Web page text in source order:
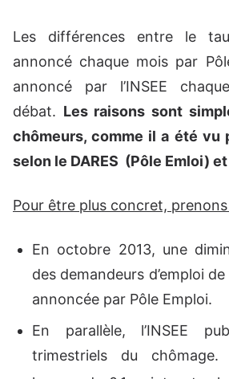
Les différences entre le
annoncé chaque mois par
annoncé par l’INSEE
débat. Les raisons sont
chômeurs, comme il a été vu
selon le DARES (Pôle Emloi) et
Pour être plus concret,
En octobre 2013, une
des demandeurs d’emploi
annoncée par Pôle Emploi.
En parallèle, l’INSEE
trimestriels du